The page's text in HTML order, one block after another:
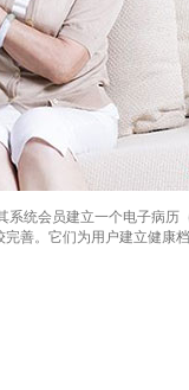
会员建立一个电子病历
善。它们为用户建立健康